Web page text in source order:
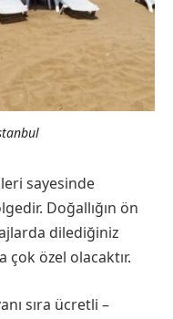
sayesinde
Doğallığın ön
dilediğiniz
çok özel olacaktır.
sıra ücretli –